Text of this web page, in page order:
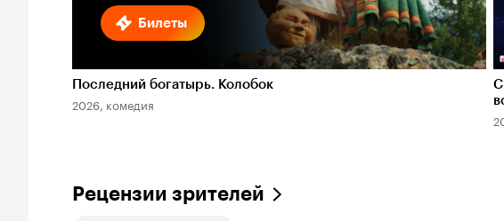
Билеты
Последний богатырь. Колобок
2026, комедия
Рецензии зрителей